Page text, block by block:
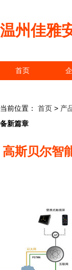
温州佳雅
首页
当前位置： 首页 > 产
备新篇章
高斯贝尔智